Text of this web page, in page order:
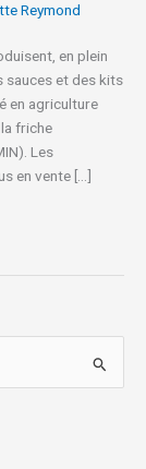
Reymond
en plein
sauces et des kits
en agriculture
friche
Les
en vente […]